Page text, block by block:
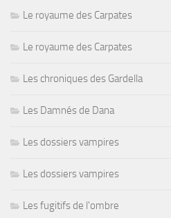
Le royaume des Carpates
Le royaume des Carpates
Les chroniques des Gardella
Les Damnés de Dana
Les dossiers vampires
Les dossiers vampires
Les fugitifs de l'ombre